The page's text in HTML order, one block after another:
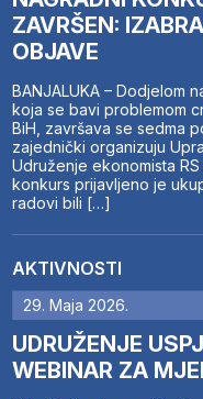
ZAVRŠEN:
OBJAVE
BANJALUKA – Dodjelom
koja se bavi problemom
BiH, završava se sedma
zajednički organizuju
Udruženje ekonomista
konkurs prijavljeno je
radovi bili […]
AKTIVNOSTI
29. Maja 2026.
UDRUŽENJE
WEBINAR ZA